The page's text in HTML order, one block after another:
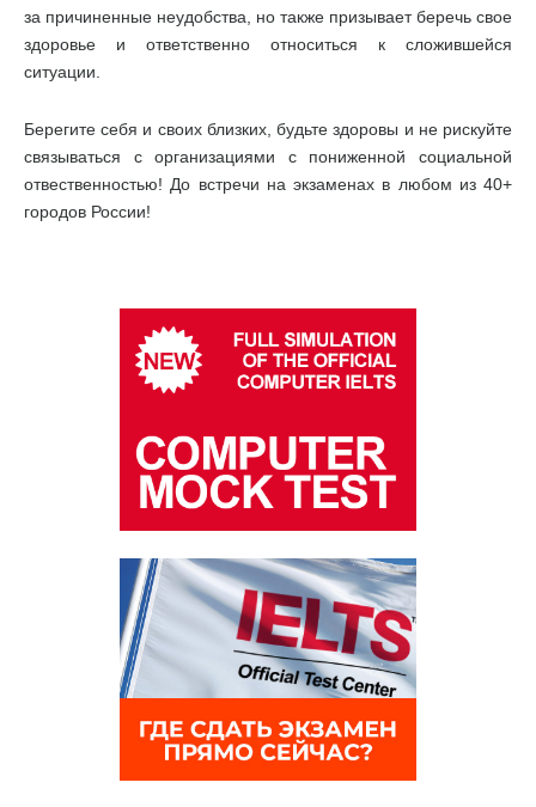
за причиненные неудобства, но также призывает беречь свое
здоровье и ответственно относиться к сложившейся
ситуации.
Берегите себя и своих близких, будьте здоровы и не рискуйте
связываться с организациями с пониженной социальной
отвественностью! До встречи на экзаменах в любом из 40+
городов России!